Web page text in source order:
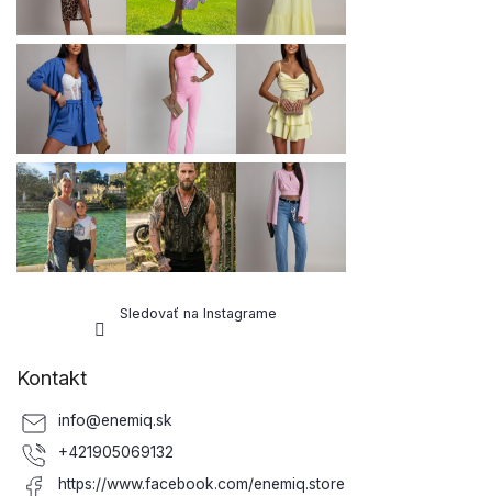
Sledovať na Instagrame
Kontakt
info@enemiq.sk
+421905069132
https://www.facebook.com/enemiq.store